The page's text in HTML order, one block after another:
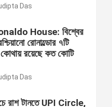
Das
House: বিশ্বের
রোনাল্ডোর ৭টি
কোথায় রয়েছে কত কোটি
Das
রাশ টানতে UPI Circle,